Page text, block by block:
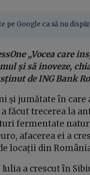
pe Google ca să nu
„Vocea care
și să inoveze,
de ING Bank
și jumătate în
făcut trecerea la
fermentate
afacerea ei a
locații din
a crescut în